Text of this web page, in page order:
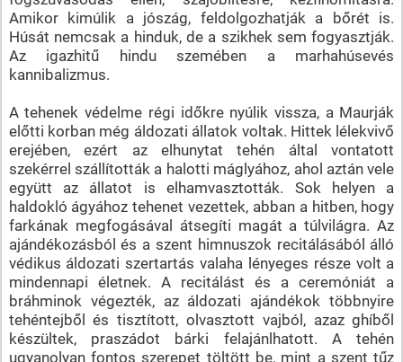
Amikor kimúlik a jószág, feldolgozhatják a bőrét is.
Húsát nemcsak a hinduk, de a szikhek sem fogyasztják.
Az igazhitű hindu szemében a marhahúsevés
kannibalizmus.
A tehenek védelme régi időkre nyúlik vissza, a Maurják
előtti korban még áldozati állatok voltak. Hittek lélekvivő
erejében, ezért az elhunytat tehén által vontatott
szekérrel szállították a halotti máglyához, ahol aztán vele
együtt az állatot is elhamvasztották. Sok helyen a
haldokló ágyához tehenet vezettek, abban a hitben, hogy
farkának megfogásával átsegíti magát a túlvilágra. Az
ajándékozásból és a szent himnuszok recitálásából álló
védikus áldozati szertartás valaha lényeges része volt a
mindennapi életnek. A recitálást és a ceremóniát a
bráhminok végezték, az áldozati ajándékok többnyire
tehéntejből és tisztított, olvasztott vajból, azaz ghíből
készültek, praszádot bárki felajánlhatott. A tehén
ugyanolyan fontos szerepet töltött be, mint a szent tűz